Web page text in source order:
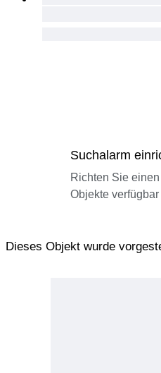
Suchalarm
Richten Sie
Objekte verfügbar
Dieses Objekt wurde